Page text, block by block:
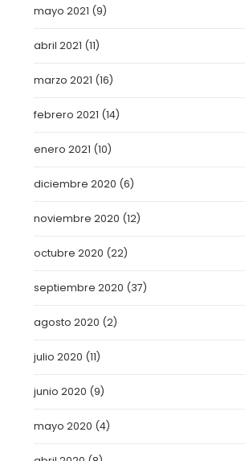
mayo 2021 (9)
abril 2021 (11)
marzo 2021 (16)
febrero 2021 (14)
enero 2021 (10)
diciembre 2020 (6)
noviembre 2020 (12)
octubre 2020 (22)
septiembre 2020 (37)
agosto 2020 (2)
julio 2020 (11)
junio 2020 (9)
mayo 2020 (4)